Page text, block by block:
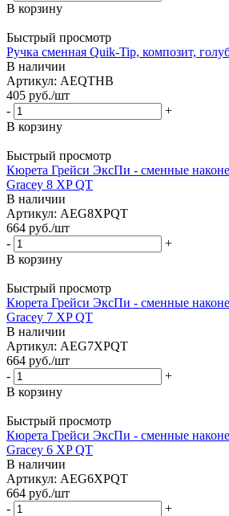
В корзину
Быстрый просмотр
Ручка сменная Quik-Tip, композит,
В наличии
Артикул: AEQTHB
405 руб./шт
-
+
В корзину
Быстрый просмотр
Кюрета Грейси ЭксПи - сменные
Gracey 8 XP QT
В наличии
Артикул: AEG8XPQT
664 руб./шт
-
+
В корзину
Быстрый просмотр
Кюрета Грейси ЭксПи - сменные
Gracey 7 XP QT
В наличии
Артикул: AEG7XPQT
664 руб./шт
-
+
В корзину
Быстрый просмотр
Кюрета Грейси ЭксПи - сменные
Gracey 6 XP QT
В наличии
Артикул: AEG6XPQT
664 руб./шт
-
+